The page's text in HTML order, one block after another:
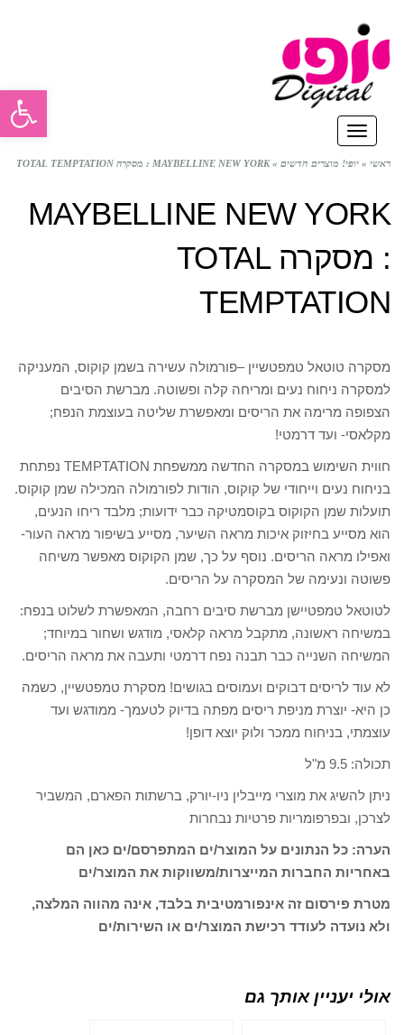
תפריט
ראשי » יופי! מוצרים חדשים » MAYBELLINE NEW YORK : מסקרה TOTAL TEMPTATION
MAYBELLINE NEW YORK
: מסקרה TOTAL
TEMPTATION
מסקרה טוטאל טמפטשיין –פורמולה עשירה בשמן קוקוס, המעניקה
למסקרה ניחוח נעים ומריחה קלה ופשוטה. מברשת הסיבים
הצפופה מרימה את הריסים ומאפשרת שליטה בעוצמת הנפח;
מקלאסי- ועד דרמטי!
חווית השימוש במסקרה החדשה ממשפחת TEMPTATION נפתחת
בניחוח נעים וייחודי של קוקוס, הודות לפורמולה המכילה שמן קוקוס.
תועלות שמן הקוקוס בקוסמטיקה כבר ידועות; מלבד ריחו הנעים,
הוא מסייע בחיזוק איכות מראה השיער, מסייע בשיפור מראה העור-
ואפילו מראה הריסים. נוסף על כך, שמן הקוקוס מאפשר משיחה
פשוטה ונעימה של המסקרה על הריסים.
לטוטאל טמפטיישן מברשת סיבים רחבה, המאפשרת לשלוט בנפח:
במשיחה ראשונה, מתקבל מראה קלאסי, מודגש ושחור במיוחד;
המשיחה השנייה כבר תבנה נפח דרמטי ותעבה את מראה הריסים.
לא עוד לריסים דבוקים ועמוסים בגושים! מסקרת טמפטשיין, כשמה
כן היא- יוצרת מניפת ריסים מפתה בדיוק לטעמך- ממודגש ועד
עוצמתי, בניחוח ממכר ולוק יוצא דופן!
תכולה: 9.5 מ"ל
ניתן להשיג את מוצרי מייבלין ניו-יורק, ברשתות הפארם, המשביר
לצרכן, ובפרפומריות פרטיות נבחרות
הערה: כל הנתונים על המוצר/ים המתפרסם/ים כאן הם
באחריות החברות המייצרות/משווקות את המוצר/ים
מטרת פירסום זה אינפורמטיבית בלבד, אינה מהווה המלצה,
ולא נועדה לעודד רכישת המוצר/ים או השירות/ים
אולי יעניין אותך גם
פתח